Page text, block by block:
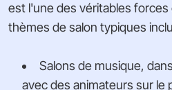
est l'une des véritables forces
thèmes de salon typiques
Salons de musique,
avec des animateurs sur le